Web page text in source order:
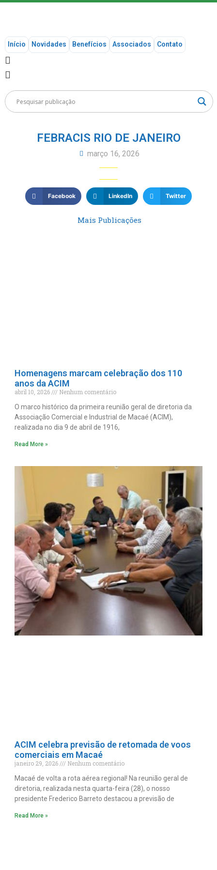
Início Novidades Benefícios Associados Contato
FEBRACIS RIO DE JANEIRO
março 16, 2026
Facebook LinkedIn Twitter
Mais Publicações
Homenagens marcam celebração dos 110
anos da ACIM
abril 10, 2026
Nenhum comentário
O marco histórico da primeira reunião geral de diretoria da
Associação Comercial e Industrial de Macaé (ACIM),
realizada no dia 9 de abril de 1916,
Read More »
ACIM celebra previsão de retomada de voos
comerciais em Macaé
janeiro 29, 2026
Nenhum comentário
Macaé de volta a rota aérea regional! Na reunião geral de
diretoria, realizada nesta quarta-feira (28), o nosso
presidente Frederico Barreto destacou a previsão de
Read More »